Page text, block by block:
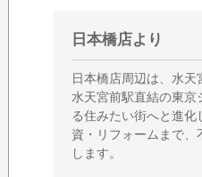
日本橋店より
日本橋店周辺は、水
水天宮前駅直結の東
る住みたい街へと進
資・リフォームまで
します。